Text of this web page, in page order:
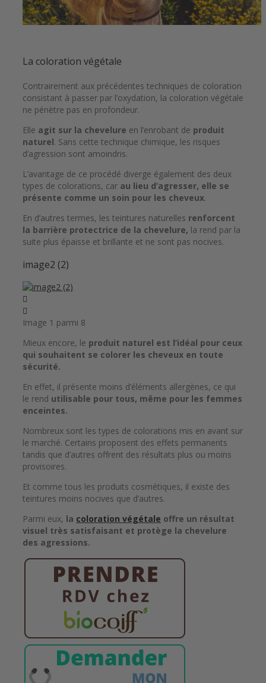
La coloration végétale
Contrairement aux précédentes techniques de coloration
consistant à passer par l’oxydation, la coloration végétale
ne pénètre pas en profondeur.
Elle agit sur la chevelure en l’enrobant de produit
naturel. Sans cette technique chimique, les risques
d’agression sont amoindris.
L’avantage de ce procédé diverge également des deux
types de colorations, car au lieu d’agresser, elle se
présente comme un soin pour les cheveux.
En d’autres termes, les teintures naturelles renforcent
la barrière protectrice de la chevelure, la rend par la
suite plus épaisse et brillante et ne sont pas nocives.
image2 (2)
Image 1 parmi 8
Mieux encore, le produit naturel est l’idéal pour ceux
qui souhaitent se colorer les cheveux en toute
sécurité.
En effet, il présente moins d’éléments allergènes, ce qui
le rend utilisable pour tous, même pour les femmes
enceintes.
Nombreux sont les types de colorations mis en avant sur
le marché. Certains proposent des effets permanents
tandis que d’autres offrent des résultats plus ou moins
provisoires.
Et comme tous les produits cosmétiques, il existe des
teintures moins nocives que d’autres.
Parmi eux, la coloration végétale offre un résultat
visuel très satisfaisant et protège la chevelure
des agressions.